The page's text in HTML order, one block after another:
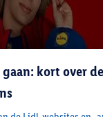
kort over